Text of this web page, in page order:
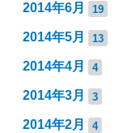
2014年6月 19
2014年5月 13
2014年4月 4
2014年3月 3
2014年2月 4